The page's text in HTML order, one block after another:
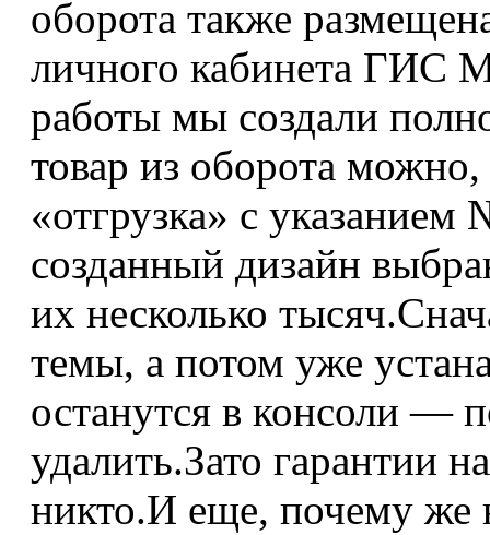
оборота также
личного кабинета ГИС
работы мы создали
товар из оборота
«отгрузка» с
созданный дизайн
их несколько
темы, а потом уже
останутся в консоли —
удалить.Зато гарантии
никто.И еще, почему же